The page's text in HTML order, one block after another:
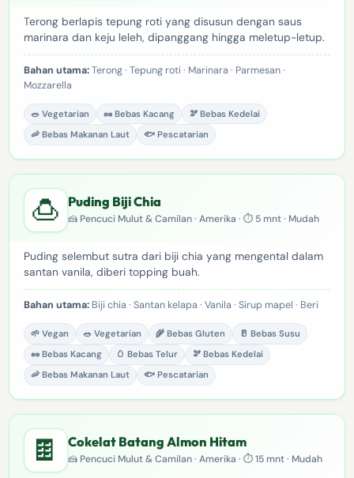
Terong berlapis tepung roti yang disusun dengan saus
marinara dan keju leleh, dipanggang hingga meletup-letup.
Bahan utama:Terong · Tepung roti · Marinara · Parmesan ·
Mozzarella
🥗 Vegetarian 🥜 Bebas Kacang
🫘 Bebas Kedelai
🦐 Bebas Makanan Laut
🐟 Pescatarian
🍮 Puding Biji Chia
🍰 Pencuci Mulut & Camilan · Amerika · ⏱ 5 mnt · Mudah
Puding selembut sutra dari biji chia yang mengental dalam
santan vanila, diberi topping buah.
Bahan utama:Biji chia · Santan kelapa · Vanila · Sirup mapel · Beri
🌱 Vegan 🥗 Vegetarian 🌾 Bebas Gluten
🥛 Bebas Susu
🥜 Bebas Kacang
🥚 Bebas Telur
🫘 Bebas Kedelai
🦐 Bebas Makanan Laut
🐟 Pescatarian
🍫 Cokelat Batang Almon Hitam
🍰 Pencuci Mulut & Camilan · Amerika · ⏱ 15 mnt · Mudah